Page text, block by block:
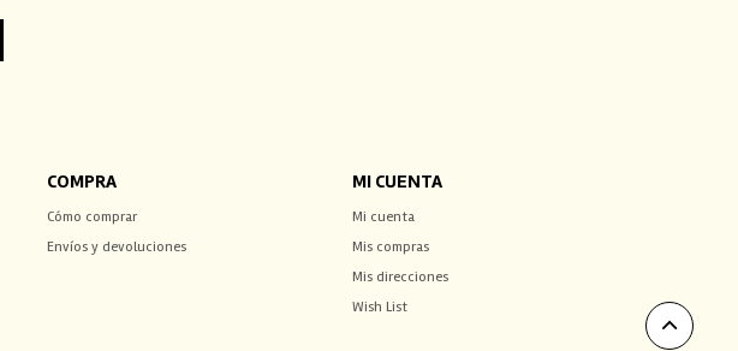
COMPRA
Cómo comprar
Envíos y devoluciones
MI CUENTA
Mi cuenta
Mis compras
Mis direcciones
Wish List